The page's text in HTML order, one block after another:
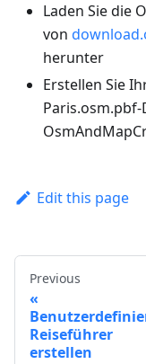
Laden Sie die
von
herunter
Erstellen Sie
Edit this page
Previous
Reiseführer
erstellen